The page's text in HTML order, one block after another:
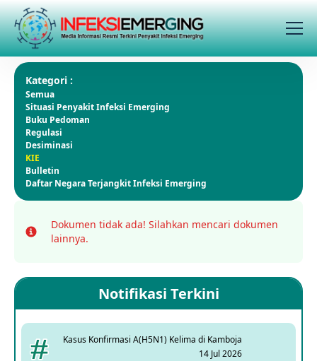
Kategori :
Semua
Situasi Penyakit Infeksi Emerging
Buku Pedoman
Regulasi
Desiminasi
KIE
Bulletin
Daftar Negara Terjangkit Infeksi Emerging
Info
Dokumen tidak ada! Silahkan mencari dokumen
lainnya.
Notifikasi Terkini
Kasus Konfirmasi A(H5N1) Kelima di Kamboja
14 Jul 2026